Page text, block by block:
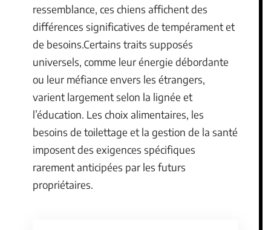
ressemblance, ces chiens affichent des
différences significatives de tempérament et
de besoins.Certains traits supposés
universels, comme leur énergie débordante
ou leur méfiance envers les étrangers,
varient largement selon la lignée et
l’éducation. Les choix alimentaires, les
besoins de toilettage et la gestion de la santé
imposent des exigences spécifiques
rarement anticipées par les futurs
propriétaires.